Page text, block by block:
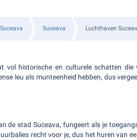
Suceava Luchthaven
vol historische en culturele schatten die
leu als munteenheid hebben, dus
de stad Suceava, fungeert als je
recht voor je, dus het huren van